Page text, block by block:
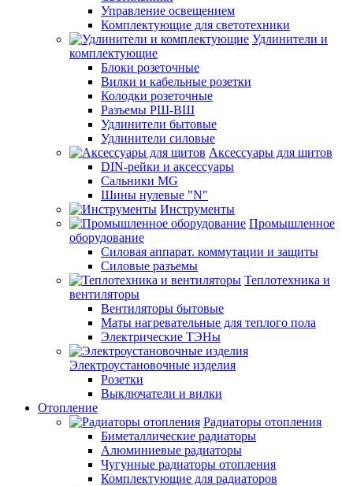
Управление освещением
Комплектующие для светотехники
Удлинители и
комплектующие
Блоки розеточные
Вилки и кабельные розетки
Колодки розеточные
Разъемы РШ-ВШ
Удлинители бытовые
Удлинители силовые
Аксессуары для щитов
DIN-рейки и аксессуары
Сальники MG
Шины нулевые "N"
Инструменты
Промышленное
оборудование
Силовая аппарат. коммутации и защиты
Силовые разъемы
Теплотехника и
вентиляторы
Вентиляторы бытовые
Маты нагревательные для теплого пола
Электрические ТЭНы
Электроустановочные изделия
Розетки
Выключатели и вилки
Отопление
Радиаторы отопления
Биметаллические радиаторы
Алюминиевые радиаторы
Чугунные радиаторы отопления
Комплектующие для радиаторов